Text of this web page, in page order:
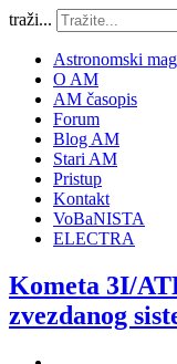
traži...
Astronomski
O AM
AM časopis
Forum
Blog AM
Stari AM
Pristup
Kontakt
VoBaNISTA
ELECTRA
Kometa 3I/
zvezdanog